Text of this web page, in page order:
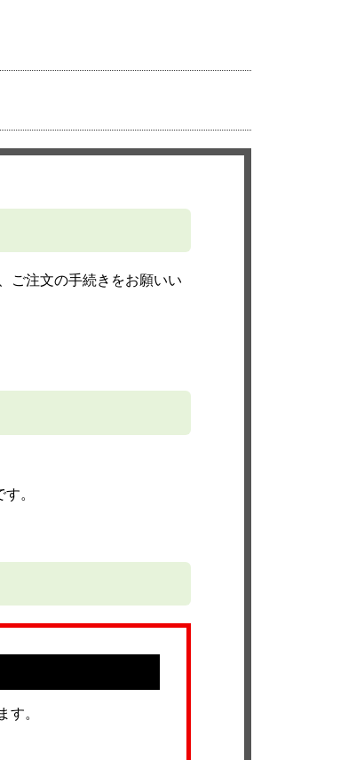
ご注文の手続きをお願いい
。
す。